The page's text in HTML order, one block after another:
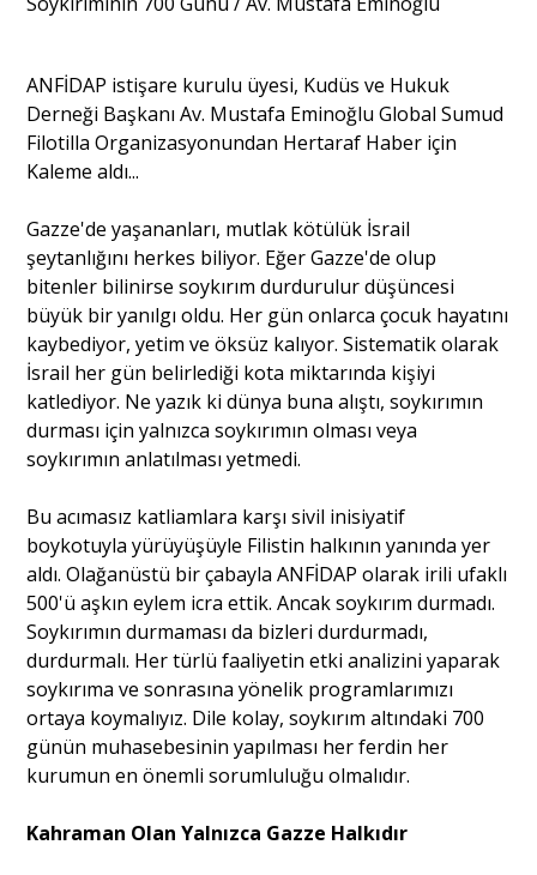
Ekonomi
Dünya
Söyleşi
Yazı Dizisi
Portre
Yazarlar
Eğitim
Dosya Haber
Ankara Analiz
Sağlık
ANFİDAP istişare kurulu üyesi, Kudüs ve Hukuk
Derneği Başkanı Av. Mustafa Eminoğlu Global Sumud
Filotilla Organizasyonundan Hertaraf Haber için
Kaleme aldı...
Gazze'de yaşananları, mutlak kötülük İsrail
şeytanlığını herkes biliyor. Eğer Gazze'de olup
bitenler bilinirse soykırım durdurulur düşüncesi
büyük bir yanılgı oldu. Her gün onlarca çocuk hayatını
kaybediyor, yetim ve öksüz kalıyor. Sistematik olarak
İsrail her gün belirlediği kota miktarında kişiyi
katlediyor. Ne yazık ki dünya buna alıştı, soykırımın
durması için yalnızca soykırımın olması veya
soykırımın anlatılması yetmedi.
Bu acımasız katliamlara karşı sivil inisiyatif
boykotuyla yürüyüşüyle Filistin halkının yanında yer
aldı. Olağanüstü bir çabayla ANFİDAP olarak irili ufaklı
500'ü aşkın eylem icra ettik. Ancak soykırım durmadı.
Soykırımın durmaması da bizleri durdurmadı,
durdurmalı. Her türlü faaliyetin etki analizini yaparak
soykırıma ve sonrasına yönelik programlarımızı
ortaya koymalıyız. Dile kolay, soykırım altındaki 700
günün muhasebesinin yapılması her ferdin her
kurumun en önemli sorumluluğu olmalıdır.
Kahraman Olan Yalnızca Gazze Halkıdır